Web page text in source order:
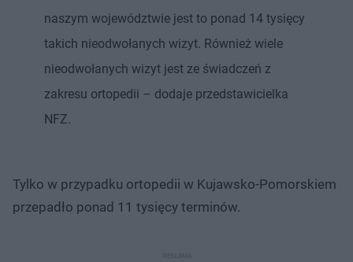
naszym województwie jest to ponad 14 tysięcy
takich nieodwołanych wizyt. Również wiele
nieodwołanych wizyt jest ze świadczeń z
zakresu ortopedii – dodaje przedstawicielka
NFZ.
Tylko w przypadku ortopedii w Kujawsko-Pomorskiem
przepadło ponad 11 tysięcy terminów.